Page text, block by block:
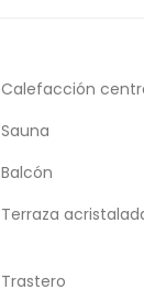
Calefacción
Sauna
Balcón
Terraza
Trastero